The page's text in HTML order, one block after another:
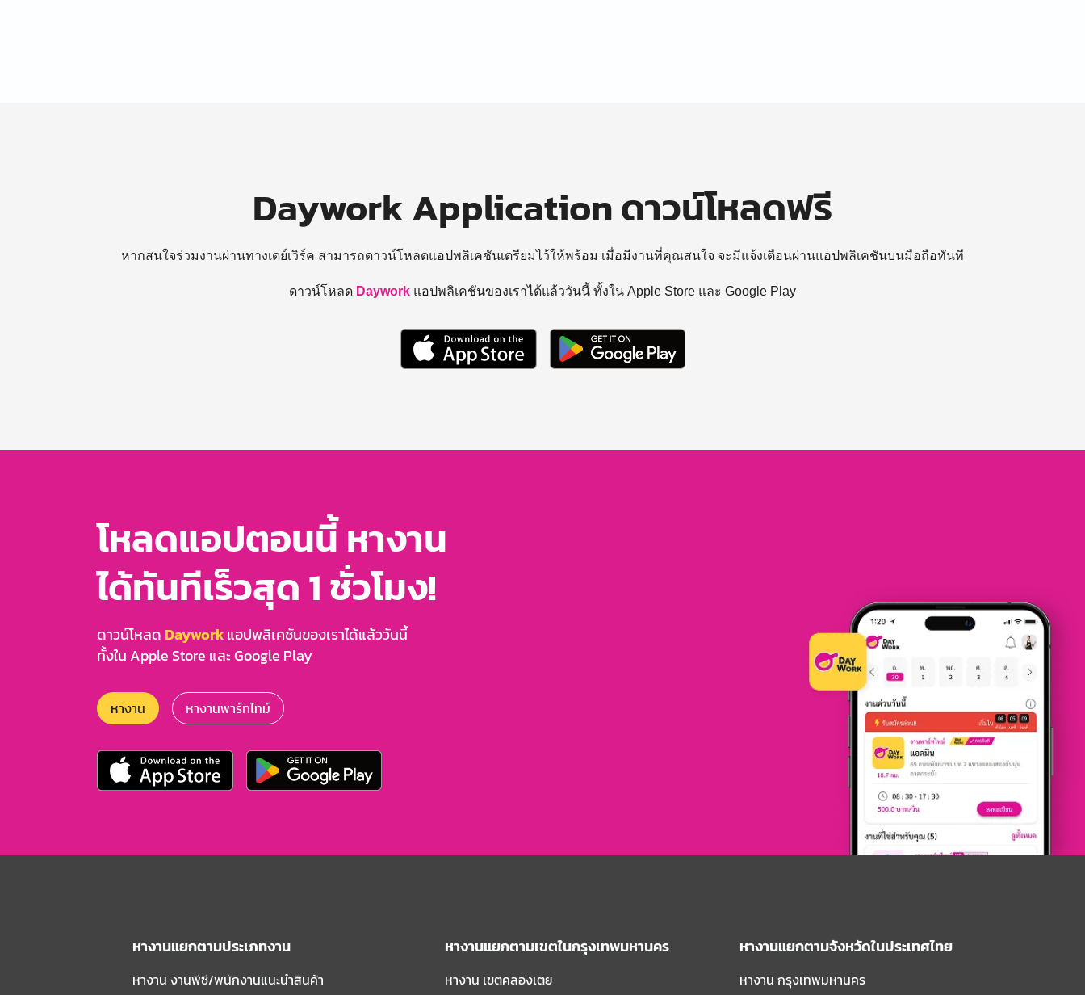
Daywork Application ดาวน์โหลดฟรี
หากสนใจร่วมงานผ่านทางเดย์เวิร์ค สามารถดาวน์โหลดแอปพลิเคชันเตรียมไว้ให้พร้อม เมื่อมีงานที่คุณสนใจ จะมีแจ้งเตือนผ่านแอปพลิเคชันบนมือถือทันที
ดาวน์โหลด Daywork แอปพลิเคชันของเราได้แล้ววันนี้ ทั้งใน Apple Store และ Google Play
โหลดแอปตอนนี้ หางาน
ได้ทันทีเร็วสุด 1 ชั่วโมง!
ดาวน์โหลด Dayworkแอปพลิเคชันของเราได้แล้ววันนี้
ทั้งใน Apple Store และ Google Play
หางาน หางานพาร์ทไทม์
หางานแยกตามประเภทงาน
หางาน งานพีซี/พนักงานแนะนําสินค้า
หางานแยกตามเขตในกรุงเทพมหานคร
หางาน เขตคลองเตย
หางานแยกตามจังหวัดในประเทศไทย
หางาน กรุงเทพมหานคร